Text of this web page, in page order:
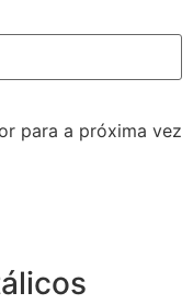
para a próxima vez